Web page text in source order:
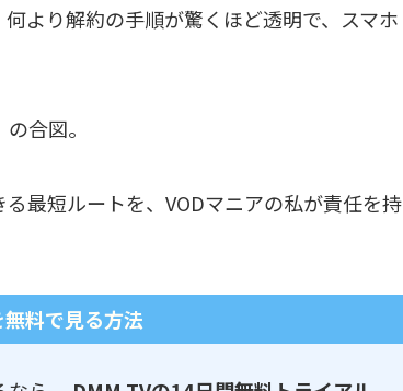
より解約の手順が驚くほど透明で、スマホ
合図。
最短ルートを、VODマニアの私が責任を持
料で見る方法